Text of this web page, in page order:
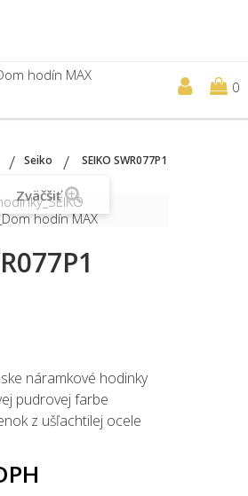
0
Seiko SEIKO SWR077P1
Zväčšiť
náramkové hodinky
pudrovej farbe
z ušľachtilej ocele